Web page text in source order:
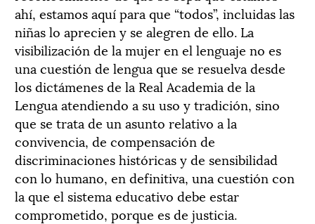
ahí, estamos aquí para que “todos”, incluidas las
niñas lo aprecien y se alegren de ello. La
visibilización de la mujer en el lenguaje no es
una cuestión de lengua que se resuelva desde
los dictámenes de la Real Academia de la
Lengua atendiendo a su uso y tradición, sino
que se trata de un asunto relativo a la
convivencia, de compensación de
discriminaciones históricas y de sensibilidad
con lo humano, en definitiva, una cuestión con
la que el sistema educativo debe estar
comprometido, porque es de justicia.